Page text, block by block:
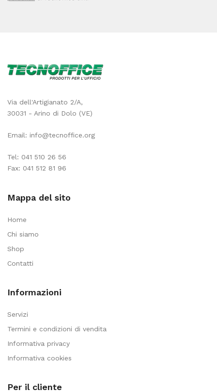
Via dell'Artigianato 2/A,
30031 - Arino di Dolo (VE)
Email: info@tecnoffice.org
Tel: 041 510 26 56
Fax: 041 512 81 96
Mappa del sito
Home
Chi siamo
Shop
Contatti
Informazioni
Servizi
Termini e condizioni di vendita
Informativa privacy
Informativa cookies
Per il cliente